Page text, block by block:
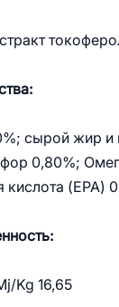
сырой жир и
0,80%;
кислота
Kg 16,65